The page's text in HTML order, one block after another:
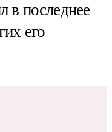
в последнее
его